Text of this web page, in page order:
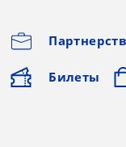
Билеты